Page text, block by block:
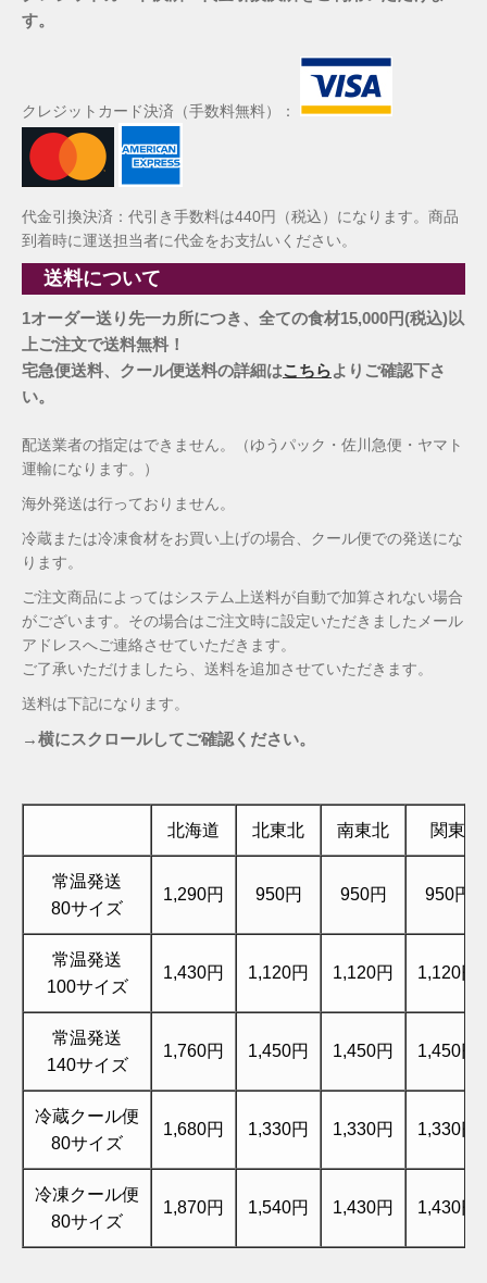
す。
クレジットカード決済（手数料無料）：
代金引換決済：代引き手数料は440円（税込）になります。商品
到着時に運送担当者に代金をお支払いください。
送料について
1オーダー送り先一カ所につき、全ての食材15,000円(税込)以
上ご注文で送料無料！
宅急便送料、クール便送料の詳細はこちらよりご確認下さ
い。
配送業者の指定はできません。（ゆうパック・佐川急便・ヤマト
運輸になります。）
海外発送は行っておりません。
冷蔵または冷凍食材をお買い上げの場合、クール便での発送にな
ります。
ご注文商品によってはシステム上送料が自動で加算されない場合
がございます。その場合はご注文時に設定いただきましたメール
アドレスへご連絡させていただきます。
ご了承いただけましたら、送料を追加させていただきます。
送料は下記になります。
→横にスクロールしてご確認ください。
北海道 北東北 南東北 関東
常温発送
80サイズ
1,290円 950円 950円 950円
常温発送
100サイズ
1,430円 1,120円 1,120円 1,120円
常温発送
140サイズ
1,760円 1,450円 1,450円 1,450円
冷蔵クール便
80サイズ
1,680円 1,330円 1,330円 1,330円
冷凍クール便
80サイズ
1,870円 1,540円 1,430円 1,430円